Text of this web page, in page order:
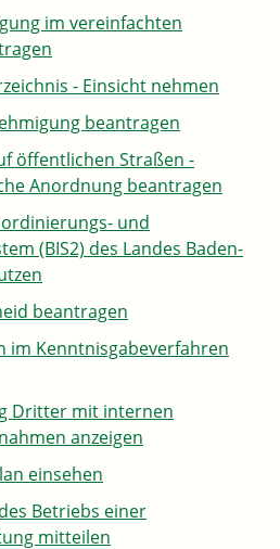
im vereinfachten
- Einsicht nehmen
beantragen
öffentlichen Straßen -
Anordnung beantragen
und
(BIS2) des Landes Baden-
beantragen
im Kenntnisgabeverfahren
Dritter mit internen
anzeigen
einsehen
Betriebs einer
mitteilen